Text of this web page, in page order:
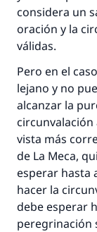
considera un
oración y la
válidas.
Pero en el
lejano y no
alcanzar la
vista más
de La Meca,
esperar hasta
hacer la
debe esperar
peregrinación
"Una
bien